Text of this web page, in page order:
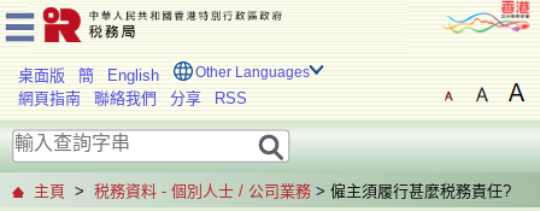
桌面版 簡 English Other Languages
網頁指南 聯絡我們 分享 RSS
主頁 > 税務資料 - 個別人士 / 公司業務 > 僱主須履行甚麼税務責任?